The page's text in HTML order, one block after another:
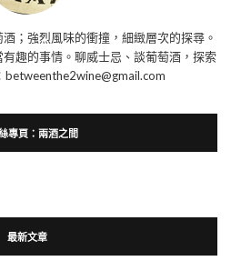
；強烈風味的衝撞，細緻層次的探尋。
趣的事情。聊威士忌、談葡萄酒，探索
專頁：兩酒之間
最新文章